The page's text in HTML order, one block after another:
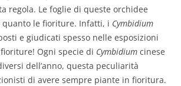
regola. Le foglie di queste orchidee
quanto le fioriture. Infatti, i Cymbidium
e giudicati spesso nelle esposizioni
Ogni specie di Cymbidium cinese
dell’anno, questa peculiarità
di avere sempre piante in fioritura.